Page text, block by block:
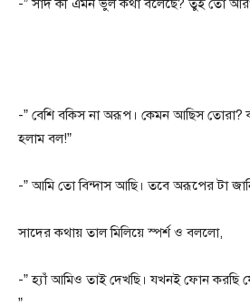
-” সাদ কী এমন ভুল কথা বলেছে? তুই তো আরও
-” বেশি বকিস না অরূপ। কেমন আছিস তোরা?
হলাম বল!”
-” আমি তো বিন্দাস আছি। তবে অরূপের টা জানি
সাদের কথায় তাল মিলিয়ে স্পর্শ ও বললো,
-” হ্যাঁ আমিও তাই দেখছি। যখনই ফোন করছি